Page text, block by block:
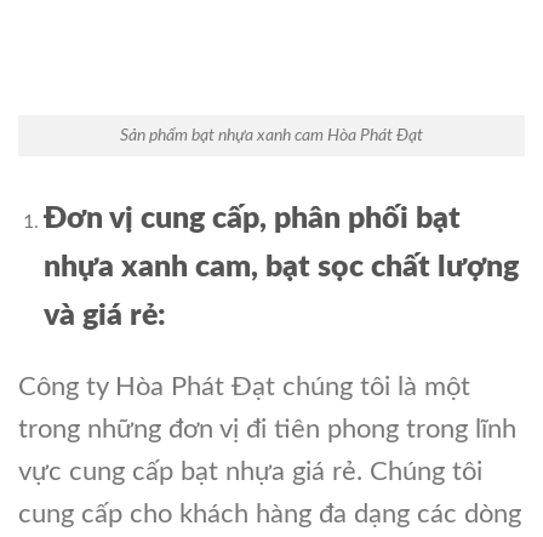
Sản phẩm bạt nhựa xanh cam Hòa Phát Đạt
Đơn vị cung cấp, phân phối bạt
nhựa xanh cam, bạt sọc chất lượng
và giá rẻ:
Công ty Hòa Phát Đạt chúng tôi là một
trong những đơn vị đi tiên phong trong lĩnh
vực cung cấp bạt nhựa giá rẻ. Chúng tôi
cung cấp cho khách hàng đa dạng các dòng